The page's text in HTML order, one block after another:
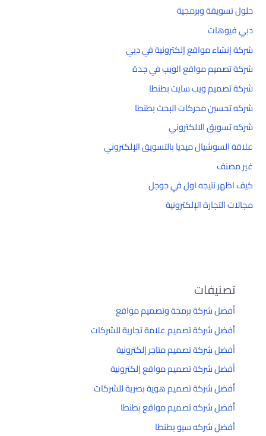
حلول تسويقة وبرمجية
دبي فيوهات
شركة إنشاء مواقع إلكترونية في دبي
شركة تصميم مواقع الويب في جدة
شركة تصميم ويب سايت بطنطا
شركه تحسين محركات البحث بطنطا
شركه تسويق الالكتروني
علاقة السوشيال ميديا بالتسويق الإلكتروني
غير مصنف
كيف اظهر نتيجه اول في جوجل
مجالات التجارة الإلكترونية
تصنيفات
أفضل شركة برمجة وتصميم مواقع
أفضل شركة تصميم علامة تجارية للشركات
أفضل شركة تصميم متاجر إلكترونية
أفضل شركة تصميم مواقع إلكترونية
أفضل شركة تصميم هوية بصرية للشركات
أفضل شركه تصميم مواقع بطنطا
أفضل شركه سيو بطنطا